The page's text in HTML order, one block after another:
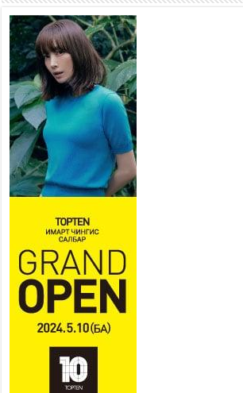
2026 оны 7 сар 21 / 10 цаг 15 минут
НИЙСЛЭЛ, АЙМГИЙН
УДИРДЛАГУУДЫН АЖЛЫГ
ХҮНД СУРТЛЫГ БУУРУУЛЖ,
ИРГЭД, АЖ АХУЙН НЭГЖИЙН
АЧААГ ХЭРХЭН ХӨНГӨЛСНӨӨР ДҮГНЭНЭ
2026 оны 7 сар 21 / 10 цаг 09 минут
Байнгын хорооны дарга
М.Мандхай Цөлжилттэй
тэмцэх тухай НҮБ-ын
конвенцын талуудын 17 дугаар
бага хурал (СОР17)-ын бэлтгэл ажлын явцтай
танилцлаа
2026 оны 7 сар 21 / 10 цаг 03 минут
Б.Пүрэвдагва: Бүтээн байгуулалтын аливаа
ажил инженерийн хангамжийн байгууллагуудын
уялдаа холбоогүйгээс саатах ёсгүй
2026 оны 7 сар 20 / 17 цаг 21 минут
“Сэлбэ 20 минутын хот” төслийн анхны 12
давхар барилгын үндсэн карказ, цутгалтын ажил
2026 оны 7 сар 20 / 17 цаг 17 минут
Мопед, скүүтер, тэдгээртэй адилтгах үзүүлэлт